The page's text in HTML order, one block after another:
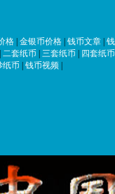
格 金银币价格 钱币文章
二套纸币 三套纸币
四套纸币
纸币 钱币视频